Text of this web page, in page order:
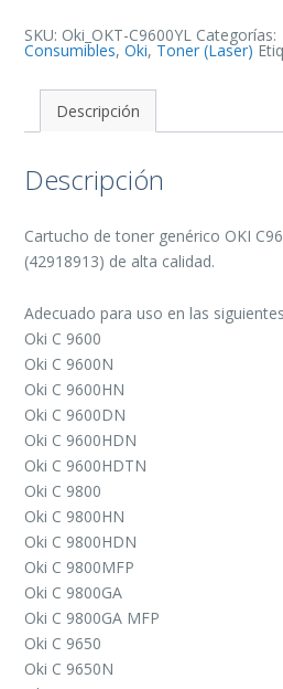
Reemplaza
42918913
SKU: Oki_OKT-C9600YL Categorías:
Consumibles,Oki, Toner (Laser)
Descripción
Descripción
Cartucho de toner genérico OKI
(42918913) de alta calidad.
Adecuado para uso en las
Oki C 9600
Oki C 9600N
Oki C 9600HN
Oki C 9600DN
Oki C 9600HDN
Oki C 9600HDTN
Oki C 9800
Oki C 9800HN
Oki C 9800HDN
Oki C 9800MFP
Oki C 9800GA
Oki C 9800GA MFP
Oki C 9650
Oki C 9650N